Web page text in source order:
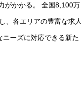
がかかる。 全国8,100万
、各エリアの豊富な求人
ーズに対応できる新た